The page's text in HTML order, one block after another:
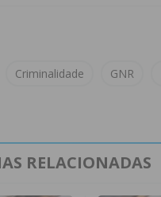
Criminalidade GNR
RELACIONADAS